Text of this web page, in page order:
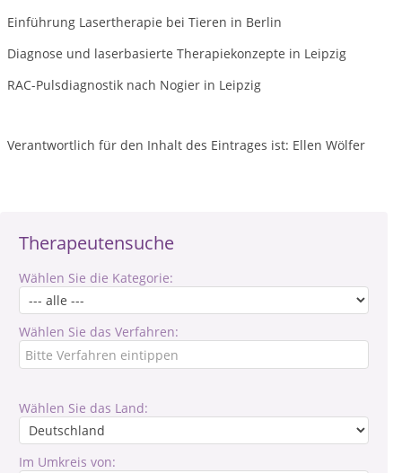
Therapeutensuche
Wählen Sie die Kategorie:
Wählen Sie das Verfahren:
Wählen Sie das Land:
Im Umkreis von:
Einführung Lasertherapie bei Tieren in Berlin
Diagnose und laserbasierte Therapiekonzepte in Leipzig
RAC-Pulsdiagnostik nach Nogier in Leipzig
Verantwortlich für den Inhalt des Eintrages ist: Ellen Wölfer